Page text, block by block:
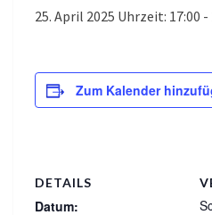
25. April 2025 Uhrzeit: 17:00 -
Zum Kalender
DETAILS
Datum: